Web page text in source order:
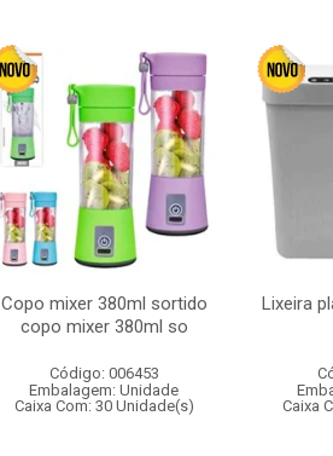
Copo mixer 380ml sortido
copo mixer 380ml so
Código: 006453
Embalagem: Unidade
Caixa Com: 30 Unidade(s)
Lixeira
Caixa